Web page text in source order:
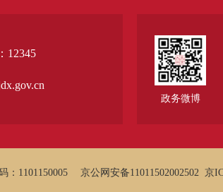
12345
政务微博
：1101150005 京公网安备11011502002502 京